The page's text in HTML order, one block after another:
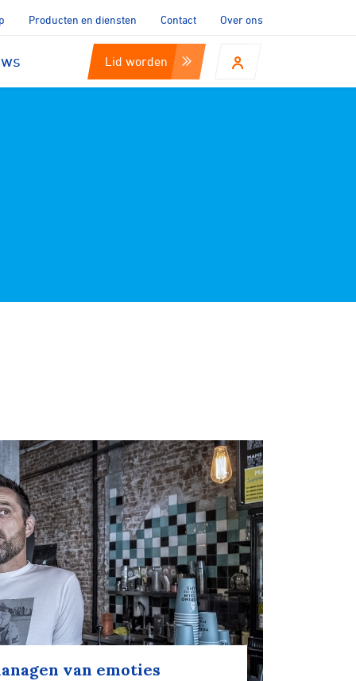
Producten en diensten Contact Over ons
Lid worden
van emoties